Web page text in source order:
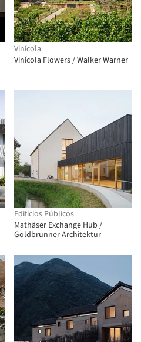
Vinícola
Vinícola Flowers / Walker Warner
Edificios Públicos
Mathäser Exchange Hub /
Goldbrunner Architektur